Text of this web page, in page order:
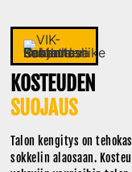
KOSTEUDEN
SUOJAUS
Talon kengitys on
sokkelin alaosaan.